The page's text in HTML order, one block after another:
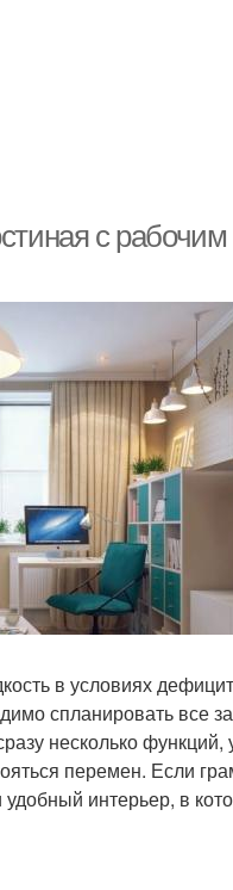
с
в условиях
спланировать все
несколько функций,
перемен. Если
интерьер, в